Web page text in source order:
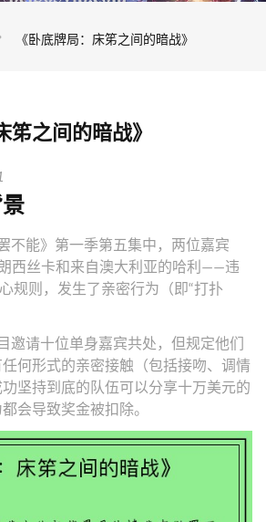
《卧底牌局：床笫之间的暗战》
笫之间的暗战》
不能》第一季第五集中，两位嘉宾
西丝卡和来自澳大利亚的哈利——违
规则，发生了亲密行为（即“打扑
邀请十位单身嘉宾共处，但规定他们
何形式的亲密接触（包括接吻、调情
坚持到底的队伍可以分享十万美元的
会导致奖金被扣除。